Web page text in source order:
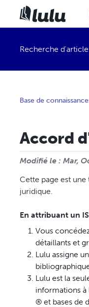
Recherche d'article
Base de
Accord
Modifié le : Mar,
Cette page est une
juridique.
En attribuant un
Vous
détaillants et
Lulu assigne
Lulu est la
informations à
® et bases de